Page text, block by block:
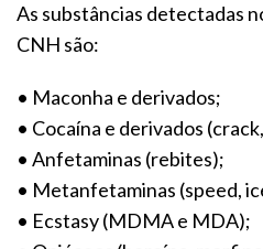
As substâncias detectadas
CNH são:
• Maconha e derivados;
• Cocaína e derivados
• Anfetaminas (rebites);
• Metanfetaminas (speed,
• Ecstasy (MDMA e MDA);